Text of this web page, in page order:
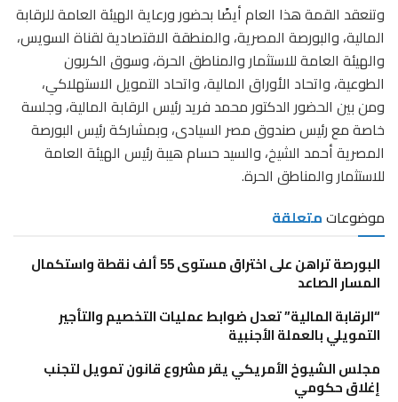
وتنعقد القمة هذا العام أيضًا بحضور ورعاية الهيئة العامة للرقابة
المالية، والبورصة المصرية، والمنطقة الاقتصادية لقناة السويس،
والهيئة العامة للاستثمار والمناطق الحرة، وسوق الكربون
الطوعية، واتحاد الأوراق المالية، واتحاد التمويل الاستهلاكي،
ومن بين الحضور الدكتور محمد فريد رئيس الرقابة المالية، وجلسة
خاصة مع رئيس صندوق مصر السيادى، وبمشاركة رئيس البورصة
المصرية أحمد الشيخ، والسيد حسام هيبة رئيس الهيئة العامة
للاستثمار والمناطق الحرة.
موضوعاتمتعلقة
البورصة تراهن على اختراق مستوى 55 ألف نقطة واستكمال
المسار الصاعد
“الرقابة المالية” تعدل ضوابط عمليات التخصيم والتأجير
التمويلي بالعملة الأجنبية
مجلس الشيوخ الأمريكي يقر مشروع قانون تمويل لتجنب
إغلاق حكومي